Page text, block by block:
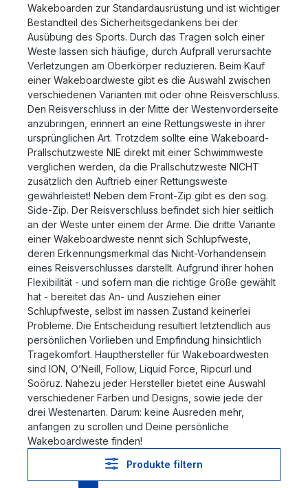
Wakeboarden zur Standardausrüstung und ist wichtiger
Bestandteil des Sicherheitsgedankens bei der
Ausübung des Sports. Durch das Tragen solch einer
Weste lassen sich häufige, durch Aufprall verursachte
Verletzungen am Oberkörper reduzieren. Beim Kauf
einer Wakeboardweste gibt es die Auswahl zwischen
verschiedenen Varianten mit oder ohne Reisverschluss.
Den Reisverschluss in der Mitte der Westenvorderseite
anzubringen, erinnert an eine Rettungsweste in ihrer
ursprünglichen Art. Trotzdem sollte eine Wakeboard-
Prallschutzweste NIE direkt mit einer Schwimmweste
verglichen werden, da die Prallschutzweste NICHT
zusätzlich den Auftrieb einer Rettungsweste
gewährleistet! Neben dem Front-Zip gibt es den sog.
Side-Zip. Der Reisverschluss befindet sich hier seitlich
an der Weste unter einem der Arme. Die dritte Variante
einer Wakeboardweste nennt sich Schlupfweste,
deren Erkennungsmerkmal das Nicht-Vorhandensein
eines Reisverschlusses darstellt. Aufgrund ihrer hohen
Flexibilität - und sofern man die richtige Größe gewählt
hat - bereitet das An- und Ausziehen einer
Schlupfweste, selbst im nassen Zustand keinerlei
Probleme. Die Entscheidung resultiert letztendlich aus
persönlichen Vorlieben und Empfindung hinsichtlich
Tragekomfort. Haupthersteller für Wakeboardwesten
sind ION, O’Neill, Follow, Liquid Force, Ripcurl und
Soöruz. Nahezu jeder Hersteller bietet eine Auswahl
verschiedener Farben und Designs, sowie jede der
drei Westenarten. Darum: keine Ausreden mehr,
anfangen zu scrollen und Deine persönliche
Wakeboardweste finden!
Produkte filtern